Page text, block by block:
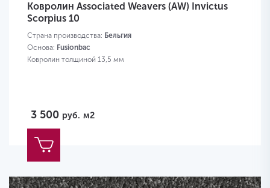
Ковролин Associated Weavers (AW) Invictus
Scorpius 10
Страна производства: Бельгия
Основа: Fusionbac
Ковролин толщиной 13,5 мм
3 500 руб. м2